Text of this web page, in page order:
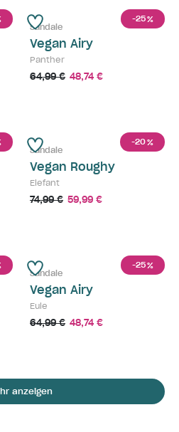
-25%
Sandale
Vegan Airy
Panther
64,99 € 48,74 €
-20%
Sandale
Vegan Roughy
Elefant
74,99 € 59,99 €
-25%
Sandale
Vegan Airy
Eule
64,99 € 48,74 €
anzeigen